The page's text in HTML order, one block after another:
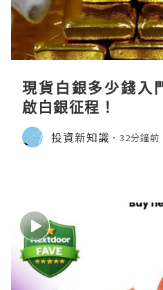
現貨白銀多少錢入
啟白銀征程！
投資新知識 32分鐘前